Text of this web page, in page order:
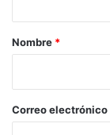
r
*
Nombre *
Correo electrónico